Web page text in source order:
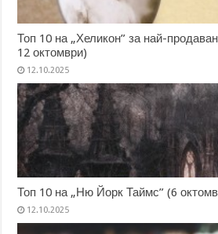
Топ 10 на „Хеликон” за най-
12 октомври)
12.10.2025
Топ 10 на „Ню Йорк Таймс” (6
12.10.2025